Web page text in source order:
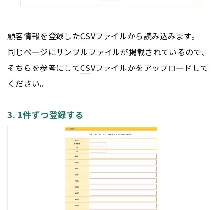
顧客情報を登録したCSVファイルから読み込みます。
同じページにサンプルファイルが掲載されているので、
そちらを参考にしてCSVファイルかをアップロードして
ください。
3. 1件ずつ登録する